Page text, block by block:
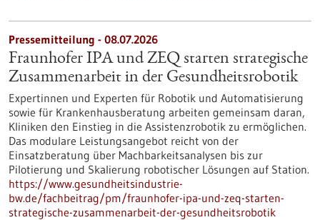
Pressemitteilung - 08.07.2026
Fraunhofer IPA und ZEQ starten strategische
Zusammenarbeit in der Gesundheitsrobotik
Expertinnen und Experten für Robotik und Automatisierung
sowie für Krankenhausberatung arbeiten gemeinsam daran,
Kliniken den Einstieg in die Assistenzrobotik zu ermöglichen.
Das modulare Leistungsangebot reicht von der
Einsatzberatung über Machbarkeitsanalysen bis zur
Pilotierung und Skalierung robotischer Lösungen auf Station.
https://www.gesundheitsindustrie-
bw.de/fachbeitrag/pm/fraunhofer-ipa-und-zeq-starten-
strategische-zusammenarbeit-der-gesundheitsrobotik